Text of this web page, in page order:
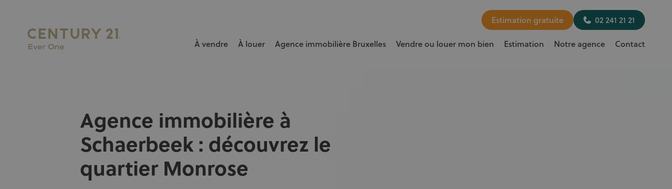
L’AGENCE N°1 À BRUXELLES pour vendre ou louer votre bien rapidement et au meilleur prix.
À vendre À louer Agence immobilière Bruxelles Vendre ou louer mon bien Estimation Notre agence Contact
Estimation gratuite 02 241 21 21
Agence immobilière à
Schaerbeek : découvrez le
quartier Monrose